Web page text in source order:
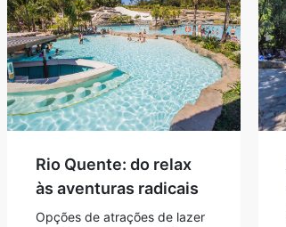
Rio Quente: do relax
às aventuras radicais
Opções de atrações de lazer